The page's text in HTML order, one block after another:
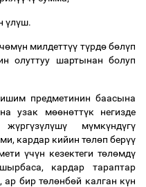
үлүш.
өмүн милдеттүү түрдө бөлүп
олуттуу шартынан болуп
предметинин баасына
узак мөөнөттүк
негизде
жүргүзүлүшү мүмкүндүгү
, кардар кийин төлөп берүү
үчүн кезектеги төлөмдү
, кардар
тараптар
,ар бир төлөнбөй калган күн